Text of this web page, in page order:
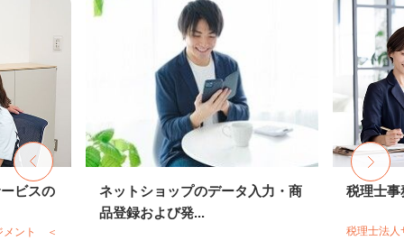
ビスの
メント ＜
ネットショップのデータ入力・商
品登録および発...
税理士事
税理士法人